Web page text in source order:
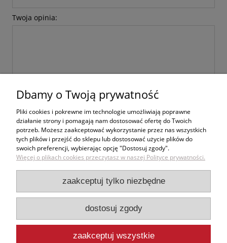
Twoja opinia:
Zakupy
Pomoc
Moje konto
Informacje
Dbamy o Twoją prywatność
Pliki cookies i pokrewne im technologie umożliwiają poprawne
działanie strony i pomagają nam dostosować ofertę do Twoich
potrzeb. Możesz zaakceptować wykorzystanie przez nas wszystkich
tych plików i przejść do sklepu lub dostosować użycie plików do
swoich preferencji, wybierając opcję "Dostosuj zgody".
Więcej o plikach cookies przeczytasz w naszej Polityce prywatności.
zaakceptuj tylko niezbędne
dostosuj zgody
zaakceptuj wszystkie